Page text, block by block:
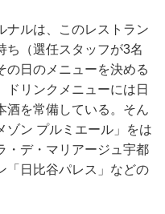
ナルは、このレストラン
ち（選任スタッフが3名
の日のメニューを決める
ドリンクメニューには日
酒を常備している。そん
ゾン プルミエール」をは
・デ・マリアージュ宇都
「日比谷パレス」などの